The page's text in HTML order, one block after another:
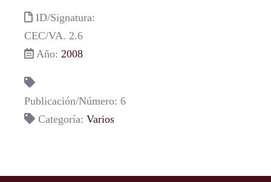
ID/Signatura:
CEC/VA. 2.6
Año: 2008
Publicación/Número: 6
Categoría: Varios